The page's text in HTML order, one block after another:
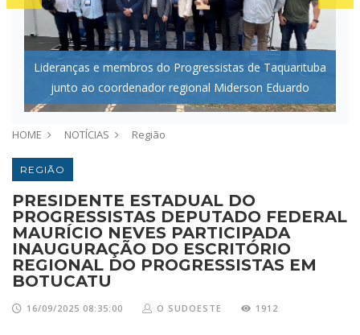
Lideranças e membros do Progressistas de Taquarituba
junto ao coordenador regional Miderson Eduardo
HOME NOTÍCIAS Região
REGIÃO
PRESIDENTE ESTADUAL DO
PROGRESSISTAS DEPUTADO FEDERAL
MAURÍCIO NEVES PARTICIPADA
INAUGURAÇÃO DO ESCRITÓRIO
REGIONAL DO PROGRESSISTAS EM
BOTUCATU
16/09/2025 08:35:00 O SUDOESTE 1912